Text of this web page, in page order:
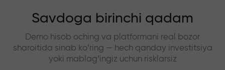
Savdoga birinchi qadam
Demo hisob oching va platformani real bozor
sharoitida sinab ko‘ring — hech qanday investitsiya
yoki mablag‘ingiz uchun risklarsiz